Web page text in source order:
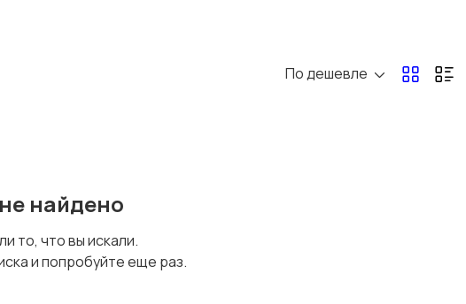
По дешевле
найдено
то, что вы искали.
и попробуйте еще раз.